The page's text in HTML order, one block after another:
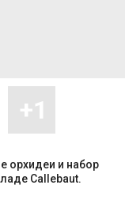
орхидеи и набор
Callebaut.